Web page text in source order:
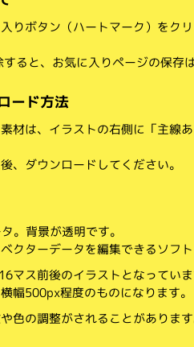
りボタン（ハートマーク）をクリ
ると、お気に入りページの保存
ード方法
材は、イラストの右側に「主線
、ダウンロードしてください。
。背景が透明です。
クターデータを編集できるソ
マス前後のイラストとなっていま
幅500px程度のものになります
色の調整がされることがありま